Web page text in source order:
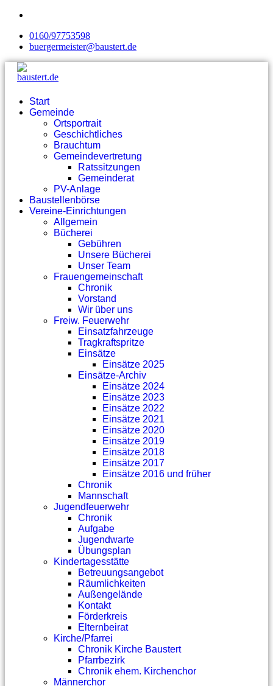
0160/97753598
buergermeister@baustert.de
Start
Gemeinde
Ortsportrait
Geschichtliches
Brauchtum
Gemeindevertretung
Ratssitzungen
Gemeinderat
PV-Anlage
Baustellenbörse
Vereine-Einrichtungen
Allgemein
Bücherei
Gebühren
Unsere Bücherei
Unser Team
Frauengemeinschaft
Chronik
Vorstand
Wir über uns
Freiw. Feuerwehr
Einsatzfahrzeuge
Tragkraftspritze
Einsätze
Einsätze 2025
Einsätze-Archiv
Einsätze 2024
Einsätze 2023
Einsätze 2022
Einsätze 2021
Einsätze 2020
Einsätze 2019
Einsätze 2018
Einsätze 2017
Einsätze 2016 und früher
Chronik
Mannschaft
Jugendfeuerwehr
Chronik
Aufgabe
Jugendwarte
Übungsplan
Kindertagesstätte
Betreuungsangebot
Räumlichkeiten
Außengelände
Kontakt
Förderkreis
Elternbeirat
Kirche/Pfarrei
Chronik Kirche Baustert
Pfarrbezirk
Chronik ehem. Kirchenchor
Männerchor